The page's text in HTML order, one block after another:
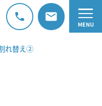
れ替え②